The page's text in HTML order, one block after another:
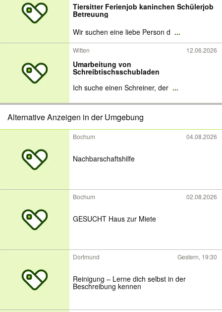
Tiersitter Ferienjob kaninchen Schülerjob
Betreuung
Wir suchen eine liebe Person d ...
Witten 12.06.2026
Umarbeitung von
Schreibtischsschubladen
Ich suche einen Schreiner, der ...
Alternative Anzeigen in der Umgebung
Bochum 04.08.2026
Nachbarschaftshilfe
Bochum 02.08.2026
GESUCHT Haus zur Miete
Dortmund Gestern, 19:30
Reinigung – Lerne dich selbst in der
Beschreibung kennen